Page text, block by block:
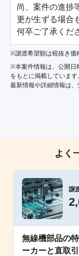
尚、案件の進捗
更が生ずる場合
何卒ご了承くだ
※譲渡希望額は税抜き価
※本案件情報は、公開日
をもとに掲載しています
最新情報や詳細情報は、
よく
譲
無線機部品の
ーカーと直取